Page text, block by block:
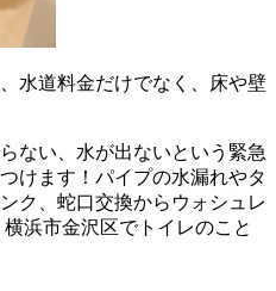
水道料金だけでなく、床や壁
ない、水が出ないという緊急
けます！パイプの水漏れやタ
ク、蛇口交換からウォシュレ
浜市金沢区でトイレのこと